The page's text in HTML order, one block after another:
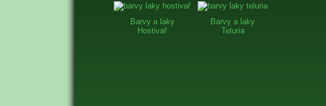
Barvy a laky
Hostivař
Barvy a laky
Teluria